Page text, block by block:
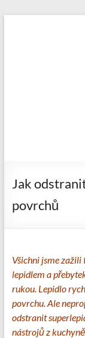
Jak
povrchů
Všichni jsme zažili
lepidlem a
rukou. Lepidlo
povrchu. Ale
odstranit
nástrojů z